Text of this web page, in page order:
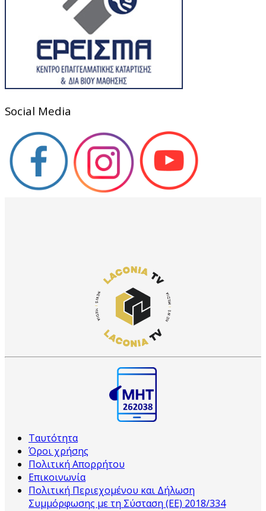
Social Media
Ταυτότητα
Όροι χρήσης
Πολιτική Απορρήτου
Επικοινωνία
Πολιτική Περιεχομένου και Δήλωση
Συμμόρφωσης με τη Σύσταση (ΕΕ) 2018/334